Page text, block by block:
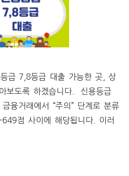
급 7,8등급 대출 가능한 곳, 상
보도록 하겠습니다. 신용등급
융거래에서 “주의” 단계로 분류
점 사이에 해당됩니다. 이러